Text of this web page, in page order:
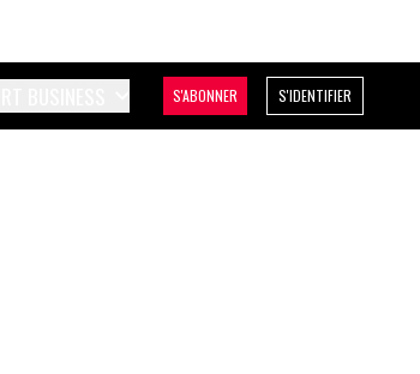
S'ABONNER S'IDENTIFIER